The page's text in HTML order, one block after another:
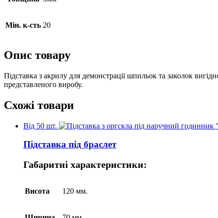
Мін. к-сть 20
Опис товару
Підставка з акрилу для демонстрації шпильок та заколок
представленого виробу.
Схожі товари
Від 50 шт.
Підставка під браслет
Габаритні характеристики:
Висота 120 мм.